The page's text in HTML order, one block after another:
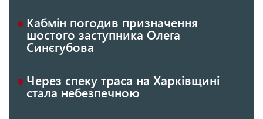
Кабмін погодив призначення
шостого заступника Олега
Синєгубова
Через спеку траса на Харківщині
стала небезпечною